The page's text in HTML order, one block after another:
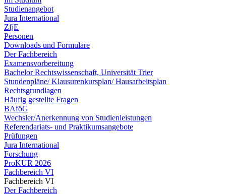
Studienangebot
Jura International
ZfjE
Personen
Downloads und Formulare
Der Fachbereich
Examensvorbereitung
Bachelor Rechtswissenschaft, Universität Trier
Stundenpläne/ Klausurenkursplan/ Hausarbeitsplan
Rechtsgrundlagen
Häufig gestellte Fragen
BAföG
Wechsler/Anerkennung von Studienleistungen
Referendariats- und Praktikumsangebote
Prüfungen
Jura International
Forschung
ProKUR 2026
Fachbereich VI
Fachbereich VI
Der Fachbereich